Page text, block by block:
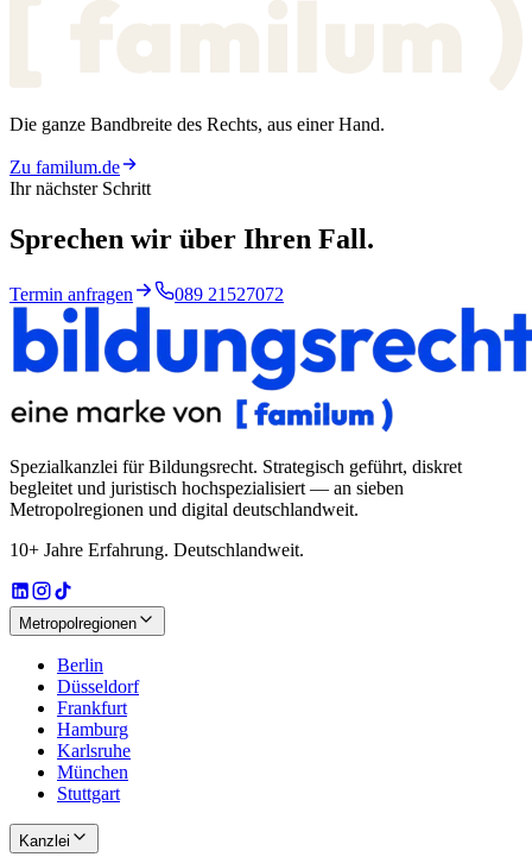
Die ganze Bandbreite des Rechts, aus einer Hand.
Zu familum.de
Ihr nächster Schritt
Sprechen wir über Ihren Fall.
Termin anfragen 089 21527072
Spezialkanzlei für Bildungsrecht. Strategisch geführt, diskret
begleitet und juristisch hochspezialisiert — an sieben
Metropolregionen und digital deutschlandweit.
10+ Jahre Erfahrung. Deutschlandweit.
Metropolregionen
Berlin
Düsseldorf
Frankfurt
Hamburg
Karlsruhe
München
Stuttgart
Kanzlei